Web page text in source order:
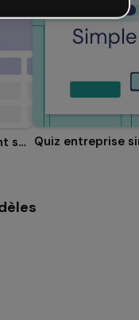
Calendrier académique enseignement supérieur Quiz entreprise